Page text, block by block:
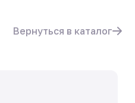
Вернуться в каталог